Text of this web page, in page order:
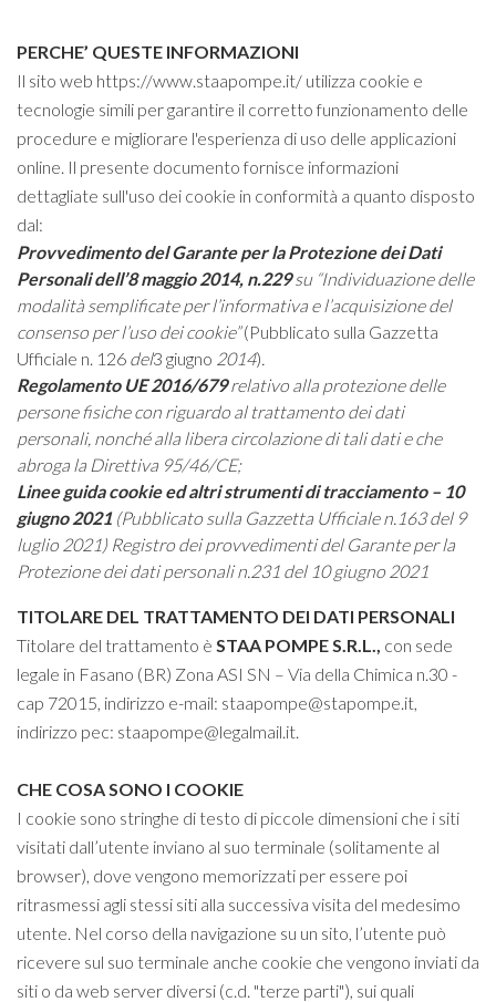
PERCHE’ QUESTE INFORMAZIONI
Il sito web https://www.staapompe.it/ utilizza cookie e
tecnologie simili per garantire il corretto funzionamento delle
procedure e migliorare l'esperienza di uso delle applicazioni
online. Il presente documento fornisce informazioni
dettagliate sull'uso dei cookie in conformità a quanto disposto
dal:
Provvedimento del Garante per la Protezione dei Dati
Personali dell’8 maggio 2014, n.229su “Individuazione delle
modalità semplificate per l’informativa e l’acquisizione del
consenso per l’uso dei cookie”(Pubblicato sulla Gazzetta
Ufficiale n. 126 del3 giugno 2014).
Regolamento UE 2016/679relativo alla protezione delle
persone fisiche con riguardo al trattamento dei dati
personali, nonché alla libera circolazione di tali dati e che
abroga la Direttiva 95/46/CE;
Linee guida cookie ed altri strumenti di tracciamento – 10
giugno 2021 (Pubblicato sulla Gazzetta Ufficiale n.163 del 9
luglio 2021) Registro dei provvedimenti del Garante per la
Protezione dei dati personali n.231 del 10 giugno 2021
TITOLARE DEL TRATTAMENTO DEI DATI PERSONALI
Titolare del trattamento è STAA POMPE S.R.L., con sede
legale in Fasano (BR) Zona ASI SN – Via della Chimica n.30 -
cap 72015, indirizzo e-mail: staapompe@stapompe.it,
indirizzo pec: staapompe@legalmail.it.
CHE COSA SONO I COOKIE
I cookie sono stringhe di testo di piccole dimensioni che i siti
visitati dall’utente inviano al suo terminale (solitamente al
browser), dove vengono memorizzati per essere poi
ritrasmessi agli stessi siti alla successiva visita del medesimo
utente. Nel corso della navigazione su un sito, l’utente può
ricevere sul suo terminale anche cookie che vengono inviati da
siti o da web server diversi (c.d. "terze parti"), sui quali